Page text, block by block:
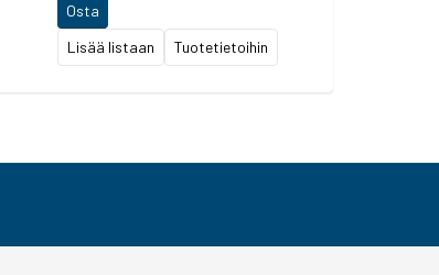
Lisää listaan Tuotetietoihin
Osta